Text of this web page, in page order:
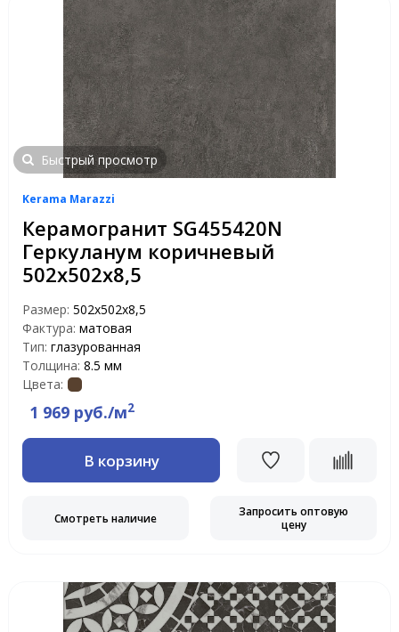
Быстрый просмотр
Kerama Marazzi
Керамогранит SG455420N
Геркуланум коричневый
502х502х8,5
Размер: 502х502х8,5
Фактура: матовая
Тип: глазурованная
Толщина: 8.5 мм
Цвета:
1 969 руб./м2
В корзину
Смотреть наличие
Запросить оптовую
цену